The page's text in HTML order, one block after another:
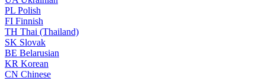
PL Polish
FI Finnish
TH Thai (Thailand)
SK Slovak
BE Belarusian
KR Korean
CN Chinese